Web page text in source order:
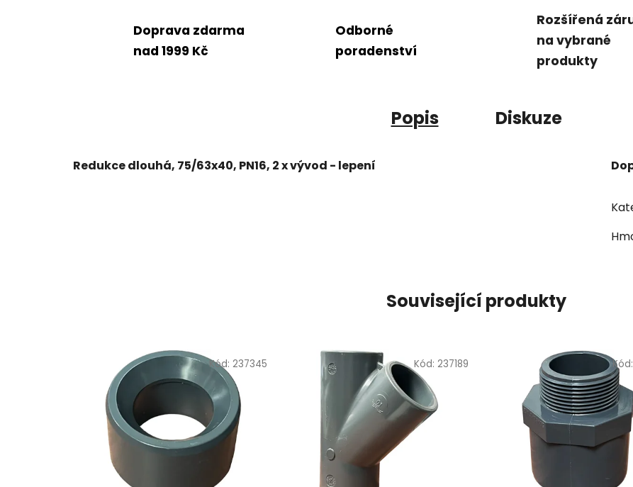
Doprava zdarma
nad 1999 Kč
Odborné
poradenství
Rozšířená
na vybrané
produkty
Popis Diskuze
Redukce dlouhá, 75/63x40, PN16, 2 x vývod - lepení
Související produkty
Kód: 237345 Kód: 237189 Kód: